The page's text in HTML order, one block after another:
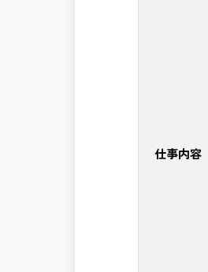
・NEXCO
・設計コン
・河川巡視
・道路許認
・建設プロ
仕事内容